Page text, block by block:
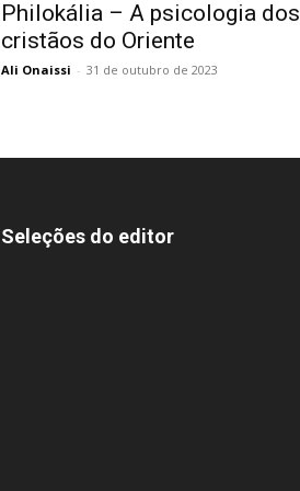
Philokália – A psicologia dos
cristãos do Oriente
Ali Onaissi - 31 de outubro de 2023
Seleções do editor